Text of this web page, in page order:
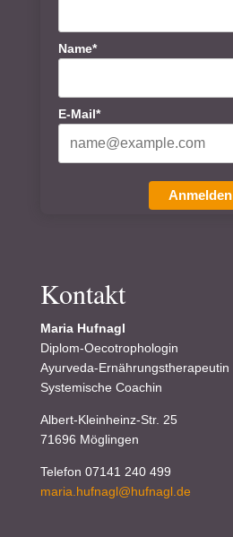
Name*
E-Mail*
Anmelden
Kontakt
Maria Hufnagl
Diplom-Oecotrophologin
Ayurveda-Ernährungstherapeutin
Systemische Coachin
Albert-Kleinheinz-Str. 25
71696 Möglingen
Telefon 07141 240 499
maria.hufnagl@hufnagl.de